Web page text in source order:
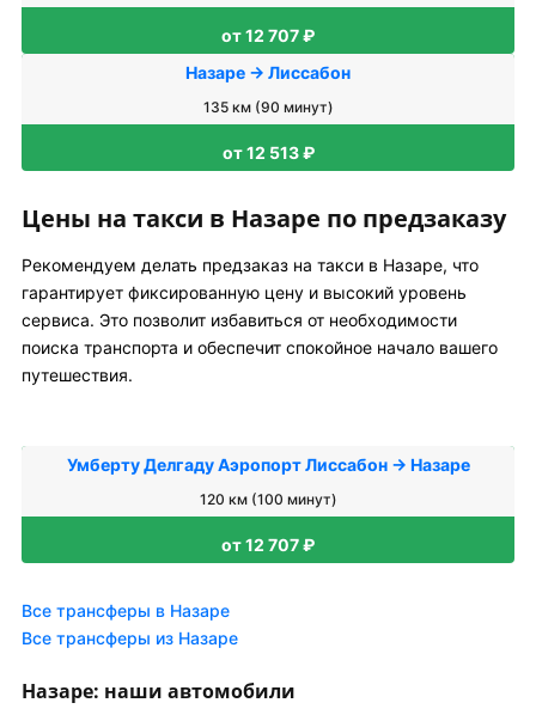
от 12 707 ₽
Назаре → Лиссабон
135 км (90 минут)
от 12 513 ₽
Цены на такси в Назаре по предзаказу
Рекомендуем делать предзаказ на такси в Назаре, что
гарантирует фиксированную цену и высокий уровень
сервиса. Это позволит избавиться от необходимости
поиска транспорта и обеспечит спокойное начало вашего
путешествия.
Умберту Делгаду Аэропорт Лиссабон → Назаре
120 км (100 минут)
от 12 707 ₽
Все трансферы в Назаре
Все трансферы из Назаре
Назаре: наши автомобили